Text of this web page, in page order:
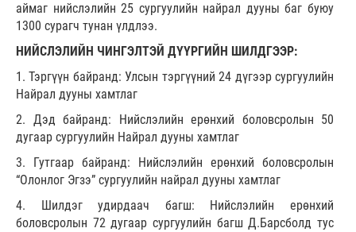
аймаг нийслэлийн 25 сургуулийн найрал дууны баг буюу
1300 сурагч тунан үлдлээ.
НИЙСЛЭЛИЙН ЧИНГЭЛТЭЙ ДҮҮРГИЙН ШИЛДГЭЭР:
1. Тэргүүн байранд: Улсын тэргүүний 24 дүгээр сургуулийн
Найрал дууны хамтлаг
2. Дэд байранд: Нийслэлийн ерөнхий боловсролын 50
дугаар сургуулийн Найрал дууны хамтлаг
3. Гутгаар байранд: Нийслэлийн ерөнхий боловсролын
“Олонлог Эгзэ” сургуулийн найрал дууны хамтлаг
4. Шилдэг удирдаач багш: Нийслэлийн ерөнхий
боловсролын 72 дугаар сургуулийн багш Д.Барсболд тус